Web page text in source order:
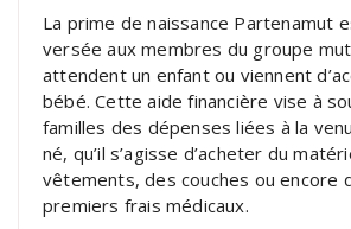
La prime de naissance Partenamut
versée aux membres du groupe
attendent un enfant ou viennent
bébé. Cette aide financière vise à
familles des dépenses liées à la
né, qu’il s’agisse d’acheter du
vêtements, des couches ou encore
premiers frais médicaux.